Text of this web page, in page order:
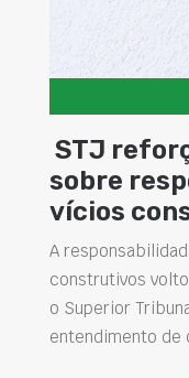
STJ
sobre
vícios
A
construtivos
o Superior
entendimento de